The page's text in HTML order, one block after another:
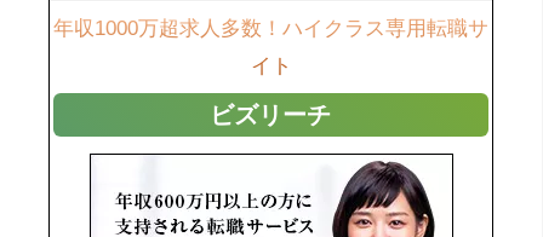
年収1000万超求人多数！ハイクラス専用転職サ
イト
ビズリーチ